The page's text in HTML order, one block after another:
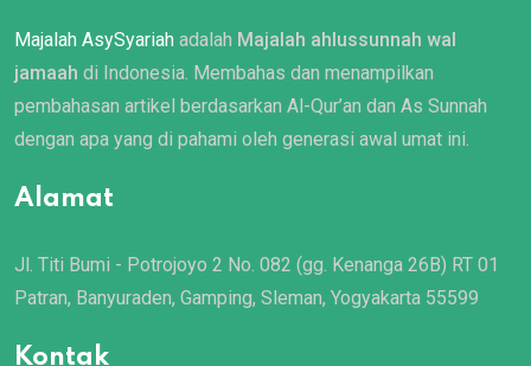
Majalah AsySyariah adalah Majalah ahlussunnah wal
jamaah di Indonesia. Membahas dan menampilkan
pembahasan artikel berdasarkan Al-Qur’an dan As Sunnah
dengan apa yang di pahami oleh generasi awal umat ini.
Alamat
Jl. Titi Bumi - Potrojoyo 2 No. 082 (gg. Kenanga 26B) RT 01
Patran, Banyuraden, Gamping, Sleman, Yogyakarta 55599
Kontak